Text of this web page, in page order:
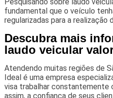
Pesquisando sobre laudo
fundamental que o veículo
regularizadas para a realização
Descubra mais
laudo veicular
Atendendo muitas regiões de
Ideal é uma empresa
visa trabalhar constantemente
assim, a confiança de seus